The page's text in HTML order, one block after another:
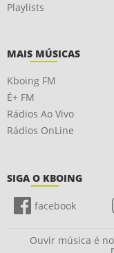
Playlists
MAIS MÚSICAS
Kboing FM
É+ FM
Rádios Ao Vivo
Rádios OnLine
SIGA O KBOING
facebook
Ouvir música é no